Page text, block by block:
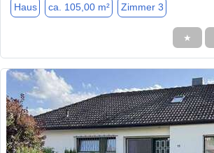
Haus ca. 105,00 m² Zimmer 3
★